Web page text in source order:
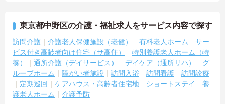
東京都中野区の介護・福祉求人をサービス内容で探す
訪問介護 介護老人保健施設（老健） 有料老人ホーム
サー
ビス付き高齢者向け住宅（サ高住）
特別養護老人ホーム（特
養）
通所介護（デイサービス） デイケア（通所リハ）
グ
ループホーム
障がい者施設 訪問入浴 訪問看護
訪問診療
定期巡回
ケアハウス・高齢者住宅地 ショートステイ
養
護老人ホーム
介護予防